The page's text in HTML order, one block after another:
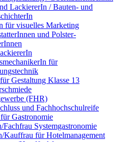
LackiererIn / Bauten- und
für visuelles Marketing
und Polster-
für
Gestaltung Klasse 13
(FHR)
und Fachhochschulreife
Gastronomie
Fachfrau Systemgastronomie
Kauffrau für Hotelmanagement